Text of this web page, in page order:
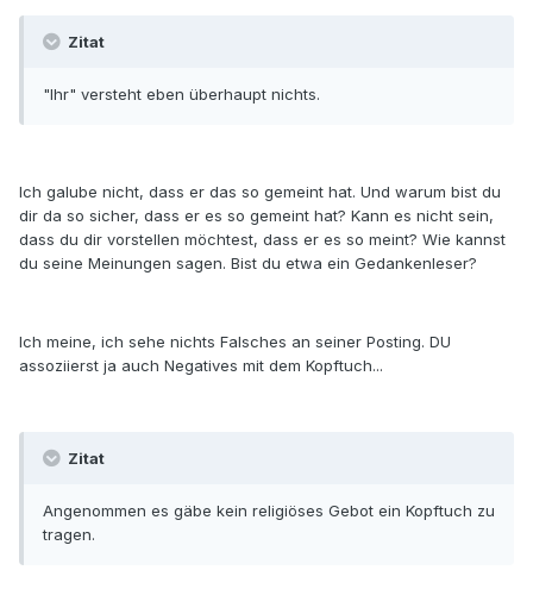
Zitat
"Ihr" versteht eben überhaupt nichts.
Ich galube nicht, dass er das so gemeint hat. Und warum bist du
dir da so sicher, dass er es so gemeint hat? Kann es nicht sein,
dass du dir vorstellen möchtest, dass er es so meint? Wie kannst
du seine Meinungen sagen. Bist du etwa ein Gedankenleser?
Ich meine, ich sehe nichts Falsches an seiner Posting. DU
assoziierst ja auch Negatives mit dem Kopftuch...
Zitat
Angenommen es gäbe kein religiöses Gebot ein Kopftuch zu
tragen.